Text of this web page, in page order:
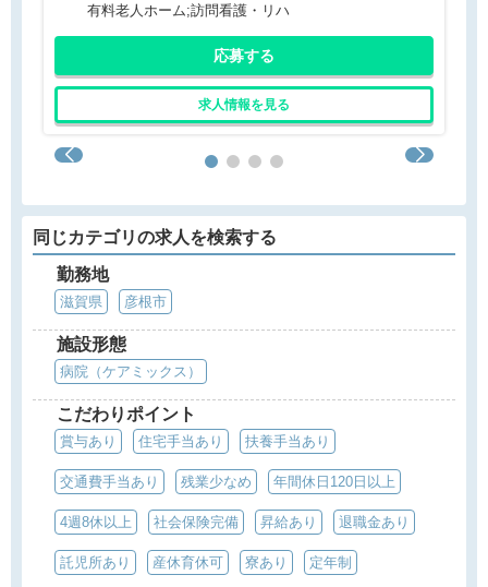
有料老人ホーム;訪問看護・リハ
応募する
求人情報を見る
同じカテゴリの求人を検索する
勤務地
滋賀県 彦根市
施設形態
病院（ケアミックス）
こだわりポイント
賞与あり 住宅手当あり 扶養手当あり
交通費手当あり 残業少なめ 年間休日120日以上
4週8休以上 社会保険完備 昇給あり 退職金あり
託児所あり 産休育休可 寮あり 定年制